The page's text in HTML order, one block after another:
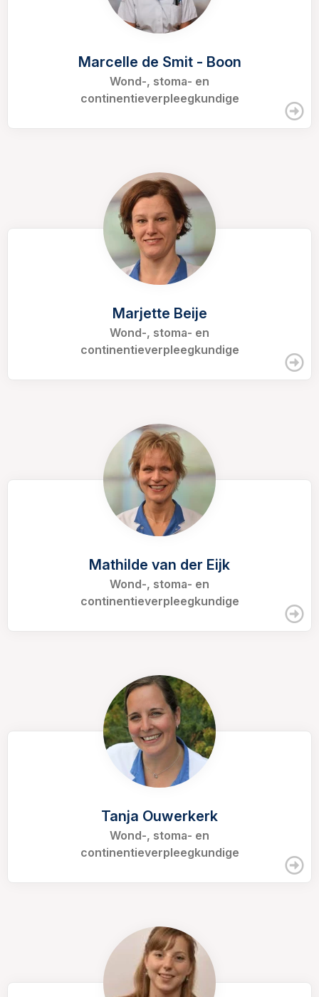
Marcelle de Smit - Boon
Wond-, stoma- en
continentieverpleegkundige
Marjette Beije
Wond-, stoma- en
continentieverpleegkundige
Mathilde van der Eijk
Wond-, stoma- en
continentieverpleegkundige
Tanja Ouwerkerk
Wond-, stoma- en
continentieverpleegkundige